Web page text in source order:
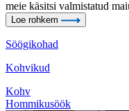
meie käsitsi valmistatud
Loe rohkem
Söögikohad
Kohvikud
Kohv
Hommikusöök